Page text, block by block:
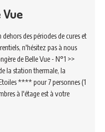
dehors des périodes de cures et
n'hésitez pas à nous
de Belle Vue - N°1 >>
la station thermale, la
**** pour 7 personnes (1
à l'étage est à votre